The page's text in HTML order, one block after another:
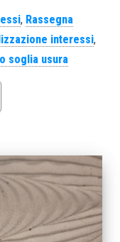
, Rassegna
interessi,
soglia usura